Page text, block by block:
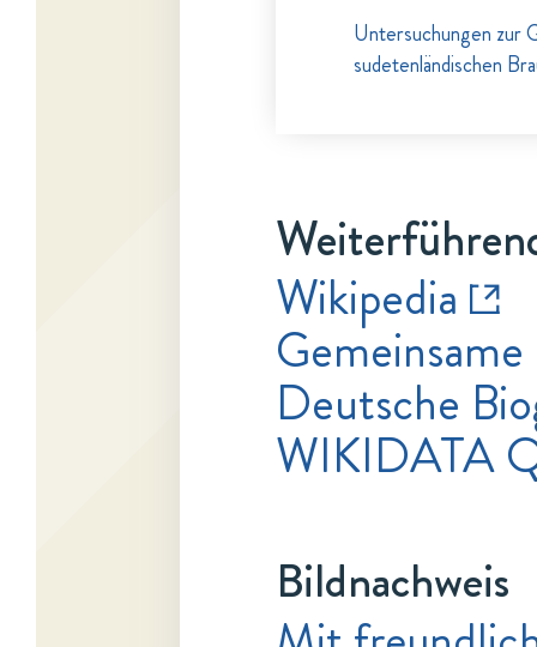
Untersuchungen zur
sudetenländischen
Wikipedia
Deutsche
WIKIDATA
Bildnachweis